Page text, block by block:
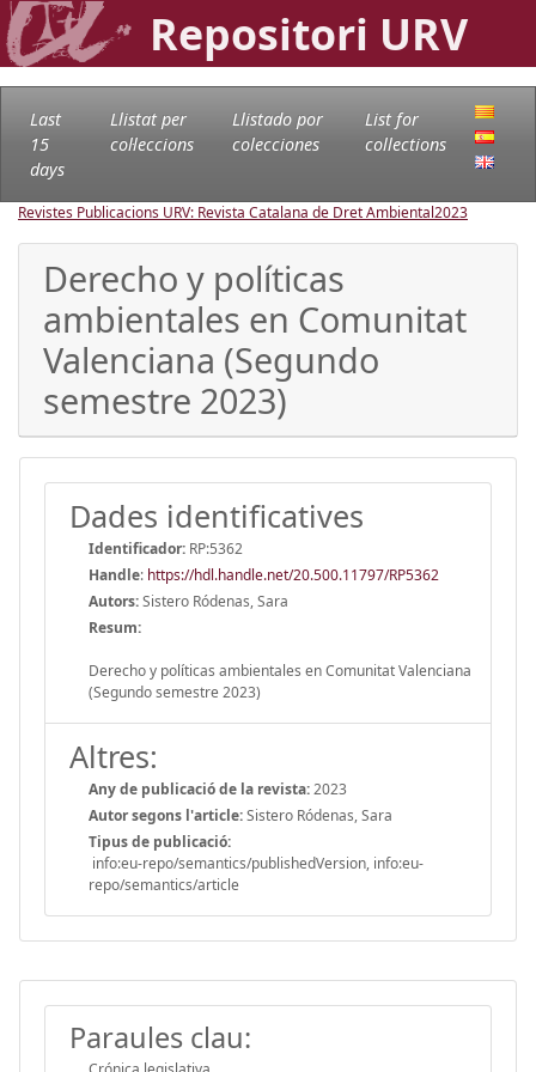
Repositori URV
Last
15
days
Llistat per
col·leccions
Llistado por
colecciones
List for
collections
Revistes Publicacions URV: Revista Catalana de Dret Ambiental2023
Derecho y políticas
ambientales en Comunitat
Valenciana (Segundo
semestre 2023)
Dades identificatives
Identificador: RP:5362
Handle: https://hdl.handle.net/20.500.11797/RP5362
Autors:Sistero Ródenas, Sara
Resum:
Derecho y políticas ambientales en Comunitat Valenciana
(Segundo semestre 2023)
Altres:
Any de publicació de la revista:2023
Autor segons l'article:Sistero Ródenas, Sara
Tipus de publicació:
info:eu-repo/semantics/publishedVersion, info:eu-
repo/semantics/article
Paraules clau: